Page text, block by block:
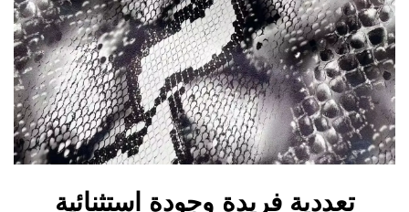
تعددية فريدة وجودة استثنائية